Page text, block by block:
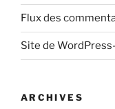
Flux des
Site de
ARCHIVES